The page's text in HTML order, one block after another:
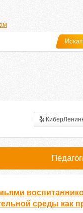
среды как